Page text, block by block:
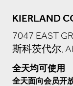
KIERLAND
7047 EAST
斯科茨代尔,
全天均可使用
全天面向会员开